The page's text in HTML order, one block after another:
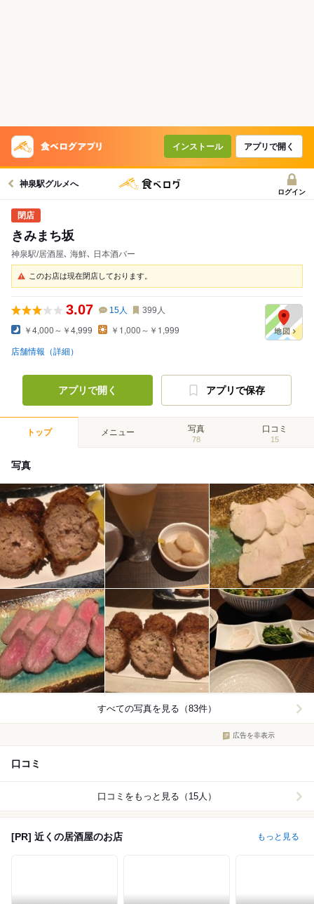
インストール アプリで開く
神泉駅グルメへ
ログイン
きみまち坂
神泉駅/居酒屋､ 海鮮､ 日本酒バー
このお店は現在閉店しております。
3.07 15人 399 人
￥4,000～￥4,999 ￥1,000～￥1,999
店舗情報（詳細）
アプリで開く アプリで保存
トップ メニュー 写真
78
口コミ
15
写真
すべての写真を見る（83件）
広告を非表示
口コミ
口コミをもっと見る（15人）
[PR] 近くの居酒屋のお店 もっと見る